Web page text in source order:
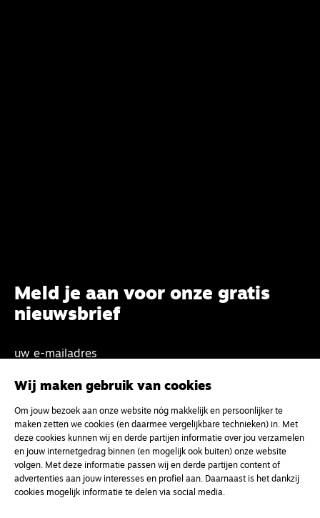
Meld je aan voor onze gratis
nieuwsbrief
uw e-mailadres
Wij maken gebruik van cookies
Om jouw bezoek aan onze website nóg makkelijk en persoonlijker te
maken zetten we cookies (en daarmee vergelijkbare technieken) in. Met
deze cookies kunnen wij en derde partijen informatie over jou verzamelen
en jouw internetgedrag binnen (en mogelijk ook buiten) onze website
volgen. Met deze informatie passen wij en derde partijen content of
advertenties aan jouw interesses en profiel aan. Daarnaast is het dankzij
cookies mogelijk informatie te delen via social media.